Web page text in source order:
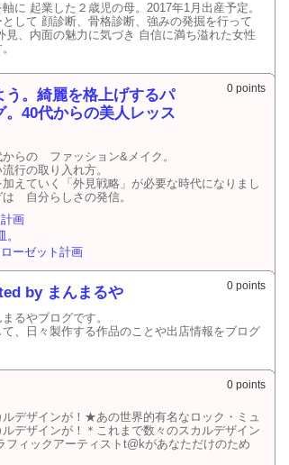
に 起業した２歳児の母。2017年1月出産予定。
して 顔診断、骨格診断、強みの発掘を行って
見、内面の魅力に気づき 自信に満ち溢れた女性
う。綺麗を格上げするパ
40代からの美人レッス
0 points
らの ファッション&メイク。
行の取り入れ方。
えていく「外見戦略」が必要な時代になりまし
自分らしさの発信。
画
ーゼット計画
by まんまるや 0 points
るやブログです。
、日々製作する作品のことや出店情報をブログ
0 points
デザインが！★あの世界的有名なロック・ミュ
デザインが！＊これまで数々のスカルデザイン
ィックアーティストt@kがあなただけのため